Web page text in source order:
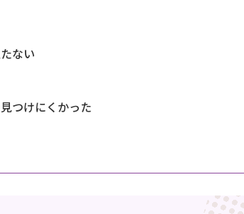
ない
見つけにくかった